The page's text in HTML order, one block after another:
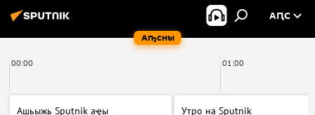
Аҧсны
АԤС
00:00 01:00
Ашьыжь Sputnik аҿы Утро на Sputnik